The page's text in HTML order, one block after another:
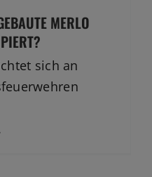
MERLO
sich an